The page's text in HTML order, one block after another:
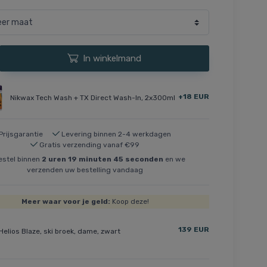
In winkelmand
Nikwax Tech Wash + TX Direct Wash-In, 2x300ml +18 EUR
Levering binnen 2-4 werkdagen
Gratis verzending vanaf €99
binnen 2 uren 19 minuten 44 seconden en we
verzenden uw bestelling vandaag
Meer waar voor je geld: Koop deze!
Blaze, ski broek, dame, zwart 139 EUR